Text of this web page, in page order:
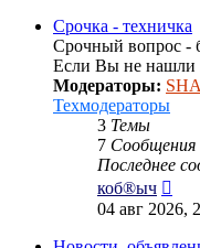
Срочка - техничка
Срочный вопрос -
Если Вы не нашли
Модераторы:
Техмодераторы
3 Темы
7 Сообщения
Последнее
коб®ыч
к
04 авг 2026,